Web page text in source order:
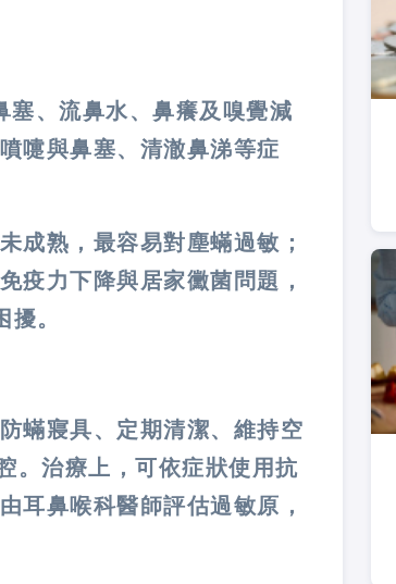
塞、流鼻水、鼻癢及嗅覺減
嚏與鼻塞、清澈鼻涕等症
成熟，最容易對塵蟎過敏；
疫力下降與居家黴菌問題，
。
蟎寢具、定期清潔、維持空
。治療上，可依症狀使用抗
耳鼻喉科醫師評估過敏原，